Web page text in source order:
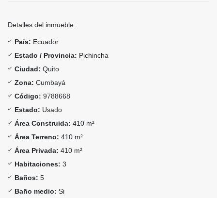
Detalles del inmueble :
País: Ecuador
Estado / Provincia: Pichincha
Ciudad: Quito
Zona: Cumbayá
Código: 9788668
Estado: Usado
Área Construida: 410 m²
Área Terreno: 410 m²
Área Privada: 410 m²
Habitaciones: 3
Baños: 5
Baño medio: Si